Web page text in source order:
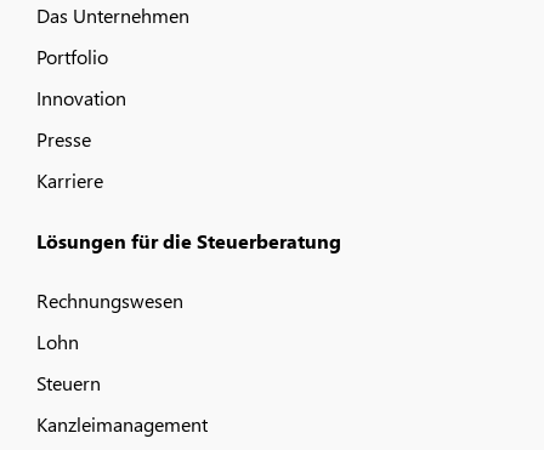
Das Unternehmen
Portfolio
Innovation
Presse
Karriere
Lösungen für die Steuerberatung
Rechnungswesen
Lohn
Steuern
Kanzleimanagement